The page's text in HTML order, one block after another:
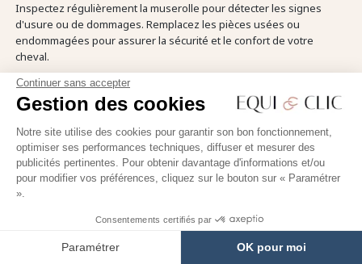
Continuer sans accepter
Gestion des cookies
Notre site utilise des cookies pour garantir son bon fonctionnement,
optimiser ses performances techniques, diffuser et mesurer des
publicités pertinentes. Pour obtenir davantage d'informations et/ou
pour modifier vos préférences, cliquez sur le bouton sur « Paramétrer
».
Consentements certifiés par
Paramétrer OK pour moi
Inspectez régulièrement la muserolle pour détecter les signes
d'usure ou de dommages. Remplacez les pièces usées ou
endommagées pour assurer la sécurité et le confort de votre
cheval.
En suivant ces conseils, vous pourrez choisir et entretenir la
muserolle qui convient le mieux à votre cheval, améliorant ainsi
Accueil Équipement Cheval Filet et accessoires Muserolle cheval